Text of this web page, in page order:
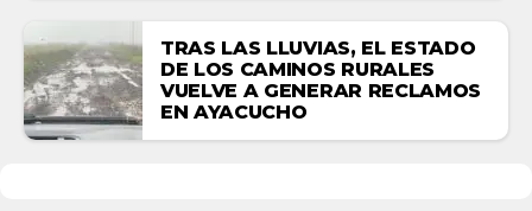
TRAS LAS LLUVIAS, EL ESTADO
DE LOS CAMINOS RURALES
VUELVE A GENERAR RECLAMOS
EN AYACUCHO